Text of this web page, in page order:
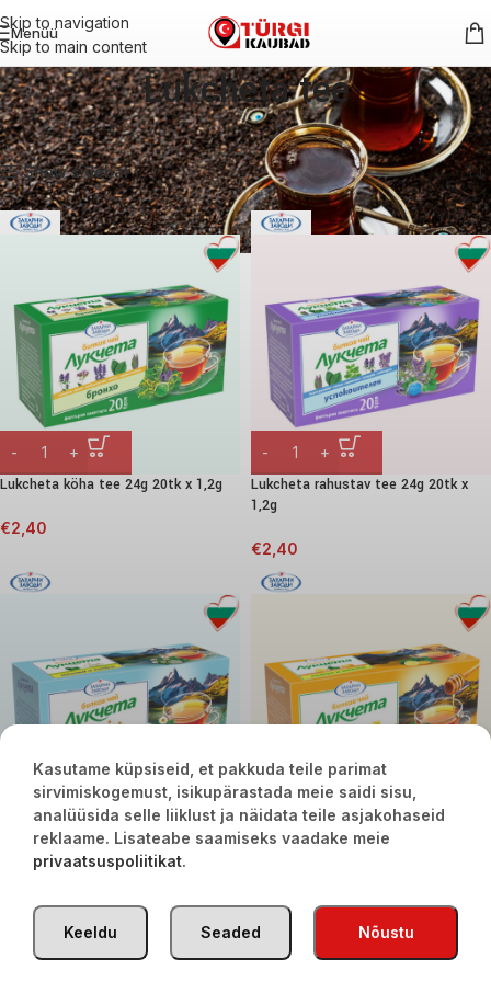
Skip to navigation
Skip to main content
Menüü
Lukcheta tee
Esileht Kuumad joogid Tee Lukcheta tee Kuvatakse kõik 4 tulemust
Show sidebar
Lukcheta köha tee 24g 20tk x 1,2g
€2,40
Lukcheta rahustav tee 24g 20tk x
1,2g
€2,40
Lukcheta tee kummeli ja
piparmündiga 24g 20tk x 1,2g
2,40
Lukcheta tee sidruni ja piparmündiga
€2,40
TÜRGI KAUBAD
Kasutame küpsiseid, et pakkuda teile parimat
sirvimiskogemust, isikupärastada meie saidi sisu,
analüüsida selle liiklust ja näidata teile asjakohaseid
reklaame. Lisateabe saamiseks vaadake meie
privaatsuspoliitikat.
Nõustu
Seaded
Keeldu